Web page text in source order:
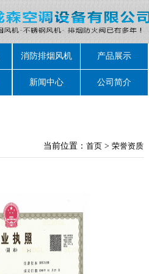
消防排烟风机 产品展示
新闻中心 公司简介
当前位置：首页 >荣誉资质